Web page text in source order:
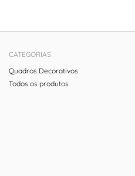
CATEGORIAS
Quadros Decorativos
Todos os produtos